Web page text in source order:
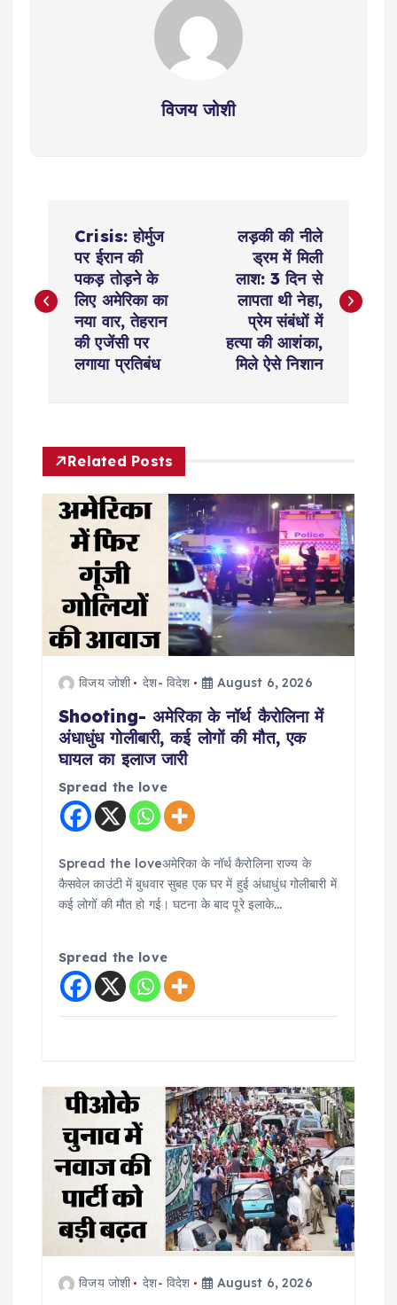
विजय जोशी
s
a
v
t
Crisis: होर्मुज
पर ईरान की
पकड़ तोड़ने के
लिए अमेरिका का
नया वार, तेहरान
की एजेंसी पर
लगाया प्रतिबंध
लड़की की नीले
ड्रम में मिली
लाश: 3 दिन से
लापता थी नेहा,
प्रेम संबंधों में
हत्या की आशंका,
मिले ऐसे निशान
Related Posts
विजय जोशी देश- विदेश August 6, 2026
Shooting- अमेरिका के नॉर्थ कैरोलिना में
अंधाधुंध गोलीबारी, कई लोगों की मौत, एक
घायल का इलाज जारी
Spread the love
Spread the loveअमेरिका के नॉर्थ कैरोलिना राज्य के
कैसवेल काउंटी में बुधवार सुबह एक घर में हुई अंधाधुंध गोलीबारी में
कई लोगों की मौत हो गई। घटना के बाद पूरे इलाके…
Spread the love
विजय जोशी देश- विदेश August 6, 2026